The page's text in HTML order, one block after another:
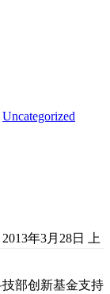
Uncategorized
2013年3月28日 上
部创新基金支持